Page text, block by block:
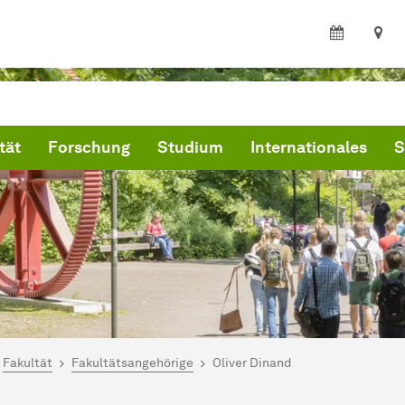
Forschung Studium Internationales
hier:
Wirtschaftswissenschaften
Fakultät Fakultätsangehörige Oliver Dinand